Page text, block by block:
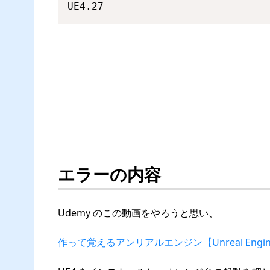
UE4.27
エラーの内容
Udemy のこの動画をやろうと思い、
作って覚えるアンリアルエンジン【Unreal